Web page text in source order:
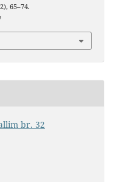
65–74.
br. 32